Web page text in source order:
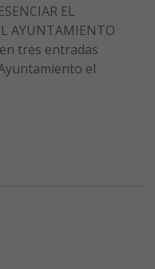
EL
AYUNTAMIENTO
tres entradas
el